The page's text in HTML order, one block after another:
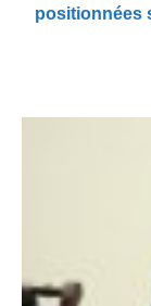
positionnées